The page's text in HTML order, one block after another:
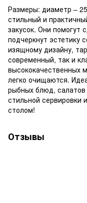
Размеры: диаметр –
стильный и
закусок. Они помогут
подчеркнут эстетику
изящному дизайну,
современный, так и
высококачественных
легко очищаются.
рыбных блюд, салатов
стильной сервировки
столом!
Отзывы